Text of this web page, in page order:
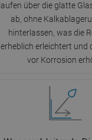
laufen über die glatte
ab, ohne
hinterlassen, was die
erheblich erleichtert und
vor Korrosion